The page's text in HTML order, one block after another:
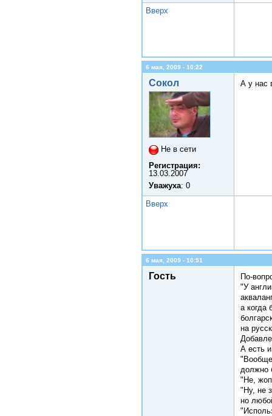
Вверх
6 мая, 2009 - 10:22
Сокол
Не в сети
Регистрация:
13.03.2007
Уважуха: 0
А у нас
Вверх
6 мая, 2009 - 10:51
Гость
По-
"У
а когда
на
А есть
должно
"Не,
"Ну, не
но